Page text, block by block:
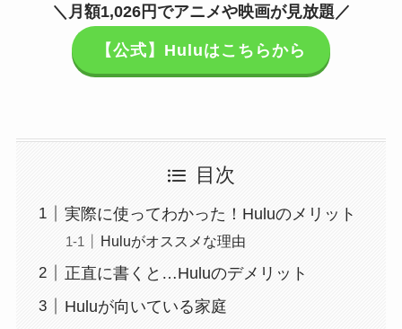
＼月額1,026円でアニメや映画が見放題／
【公式】Huluはこちらから
目次
実際に使ってわかった！Huluのメリット
Huluがオススメな理由
正直に書くと…Huluのデメリット
Huluが向いている家庭